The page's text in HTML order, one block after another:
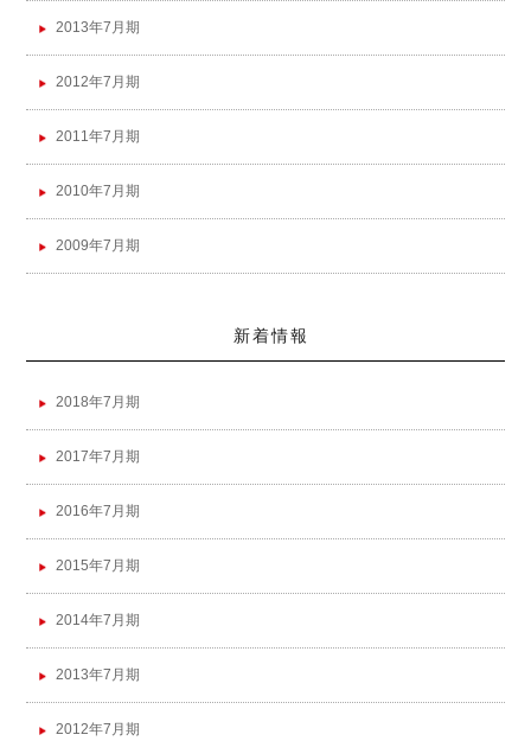
2013年7月期
2012年7月期
2011年7月期
2010年7月期
2009年7月期
新着情報
2018年7月期
2017年7月期
2016年7月期
2015年7月期
2014年7月期
2013年7月期
2012年7月期